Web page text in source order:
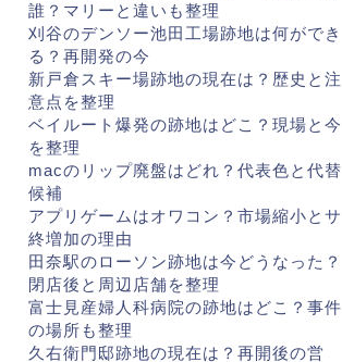
誰？マリーと違いも整理
刈谷のデンソー池田工場跡地は何ができ
る？再開発の今
新戸倉スキー場跡地の現在は？歴史と注
意点を整理
ベイルート爆発の跡地はどこ？現場と今
を整理
macのリップ廃盤はどれ？代表色と代替
候補
アプリゲームはオワコン？市場縮小とサ
終増加の理由
田奈駅のローソン跡地は今どうなった？
閉店後と周辺店舗を整理
富士見産婦人科病院の跡地はどこ？事件
の場所も整理
久右衛門邸跡地の現在は？再開後の営